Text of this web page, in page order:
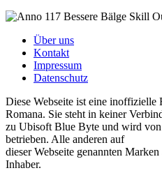
Über uns
Kontakt
Impressum
Datenschutz
Diese Webseite ist eine inoffizielle
Romana. Sie steht in keiner
zu Ubisoft Blue Byte und wird
betrieben. Alle anderen auf
dieser Webseite genannten
Inhaber.